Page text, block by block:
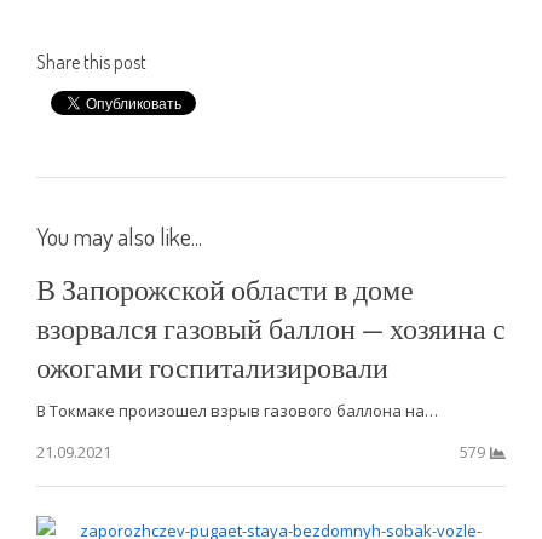
Share this post
You may also like...
В Запорожской области в доме
взорвался газовый баллон — хозяина с
ожогами госпитализировали
В Токмаке произошел взрыв газового баллона на…
21.09.2021
579